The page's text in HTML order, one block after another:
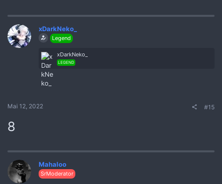
xDarkNeko_
Legend
xDarkNeko_
LEGEND
Mai 12, 2022 #15
8
Mahaloo
SrModerator